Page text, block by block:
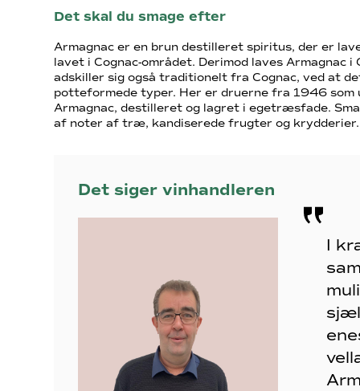
Det skal du smage efter
Armagnac er en brun destilleret spiritus, der er
lavet i Cognac-området. Derimod laves Armagnac
adskiller sig også traditionelt fra Cognac, ved at
potteformede typer. Her er druerne fra 1946 som
Armagnac, destilleret og lagret i egetræsfade.
af noter af træ, kandiserede frugter og krydderier.
Det siger vinhandleren
I